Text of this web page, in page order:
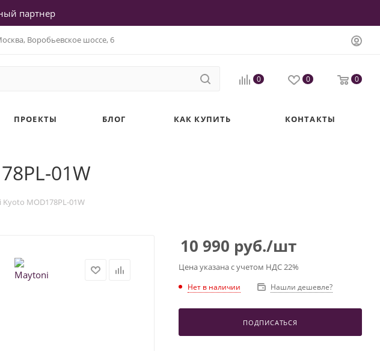
партнер
Воробьевское шоссе, 6
0 0 0
ПРОЕКТЫ БЛОГ КАК КУПИТЬ КОНТАКТЫ
01W
MOD178PL-01W
10 990 руб./шт
Цена указана с учетом НДС 22%
Нет в наличии Нашли дешевле?
ПОДПИСАТЬСЯ